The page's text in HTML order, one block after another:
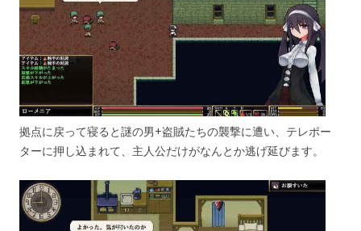
拠点に戻って寝ると謎の男+盗賊たちの襲撃に遭い、テレポー
ターに押し込まれて、主人公だけがなんとか逃げ延びます。